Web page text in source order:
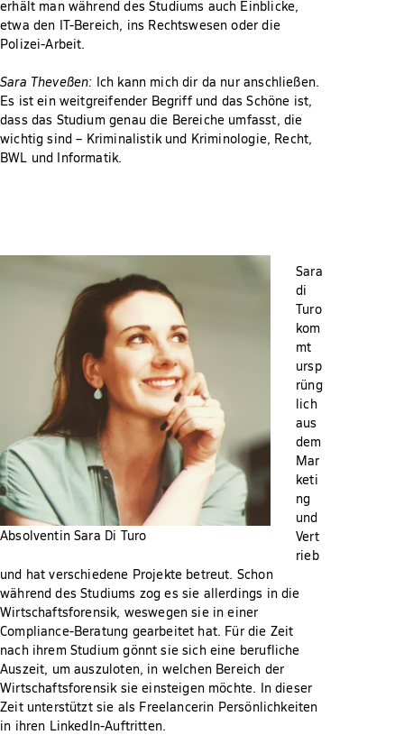
erhält man während des Studiums auch Einblicke,
etwa den IT-Bereich, ins Rechtswesen oder die
Polizei-Arbeit.
Sara Theveßen: Ich kann mich dir da nur anschließen.
Es ist ein weitgreifender Begriff und das Schöne ist,
dass das Studium genau die Bereiche umfasst, die
wichtig sind – Kriminalistik und Kriminologie, Recht,
BWL und Informatik.
Absolventin Sara Di Turo
Sara
di
Turo
kom
mt
ursp
rüng
lich
aus
dem
Mar
keti
ng
und
Vert
rieb
und hat verschiedene Projekte betreut. Schon
während des Studiums zog es sie allerdings in die
Wirtschaftsforensik, weswegen sie in einer
Compliance-Beratung gearbeitet hat. Für die Zeit
nach ihrem Studium gönnt sie sich eine berufliche
Auszeit, um auszuloten, in welchen Bereich der
Wirtschaftsforensik sie einsteigen möchte. In dieser
Zeit unterstützt sie als Freelancerin Persönlichkeiten
in ihren LinkedIn-Auftritten.